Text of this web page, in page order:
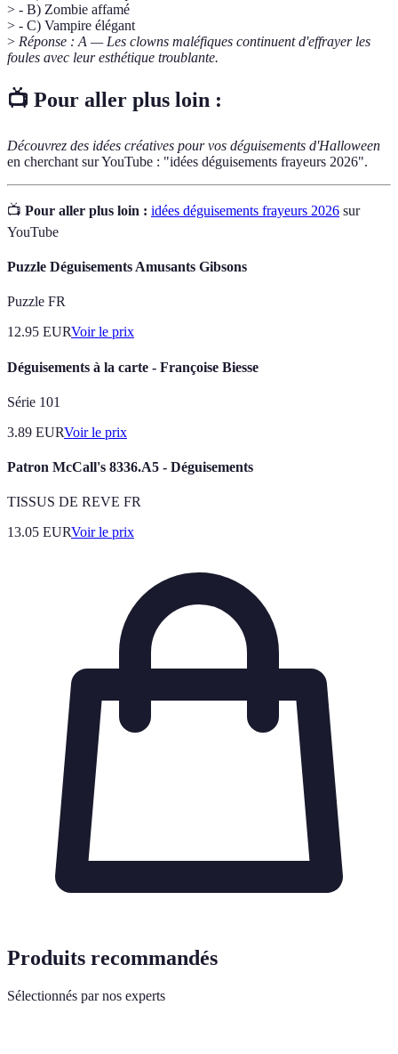
> - B) Zombie affamé
> - C) Vampire élégant
> Réponse : A — Les clowns maléfiques continuent d'effrayer les
foules avec leur esthétique troublante.
📺 Pour aller plus loin :
Découvrez des idées créatives pour vos déguisements d'Halloween
en cherchant sur YouTube : "idées déguisements frayeurs 2026".
📺 Pour aller plus loin : idées déguisements frayeurs 2026 sur
YouTube
Puzzle Déguisements Amusants Gibsons
Puzzle FR
12.95 EURVoir le prix
Déguisements à la carte - Françoise Biesse
Série 101
3.89 EURVoir le prix
Patron McCall's 8336.A5 - Déguisements
TISSUS DE REVE FR
13.05 EURVoir le prix
Produits recommandés
Sélectionnés par nos experts